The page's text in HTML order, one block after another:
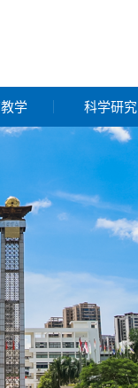
学 科学研究